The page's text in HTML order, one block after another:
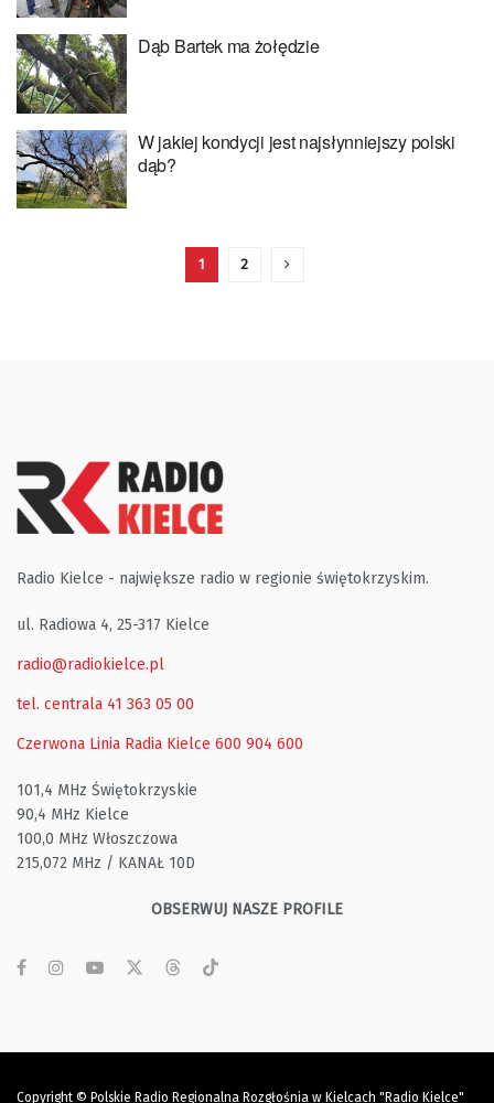
Dąb Bartek ma żołędzie
W jakiej kondycji jest najsłynniejszy polski
dąb?
1 2
Radio Kielce - największe radio w regionie świętokrzyskim.
ul. Radiowa 4, 25-317 Kielce
radio@radiokielce.pl
tel. centrala 41 363 05 00
Czerwona Linia Radia Kielce 600 904 600
101,4 MHz Świętokrzyskie
90,4 MHz Kielce
100,0 MHz Włoszczowa
215,072 MHz / KANAŁ 10D
OBSERWUJ NASZE PROFILE
Copyright © Polskie Radio Regionalna Rozgłośnia w Kielcach "Radio Kielce"